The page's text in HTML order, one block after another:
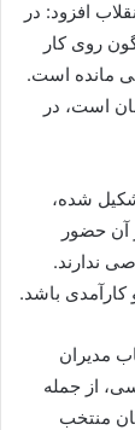
افزود: در
روی کار
مانده است.
است، در
شده،
حضور
ندارند.
کارآمدی باشد.
مدیران
از جمله
منتخب